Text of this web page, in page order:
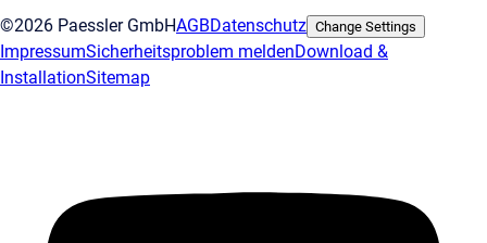
©2026 Paessler GmbHAGBDatenschutz Change Settings
ImpressumSicherheitsproblem meldenDownload &
InstallationSitemap